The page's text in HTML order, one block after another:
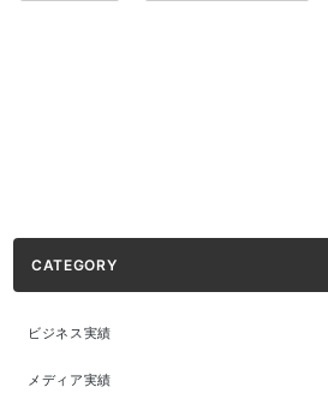
CATEGORY
ビジネス実績
メディア実績